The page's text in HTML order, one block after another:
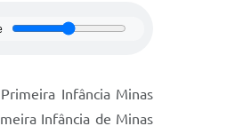
Infância Minas
Infância de Minas